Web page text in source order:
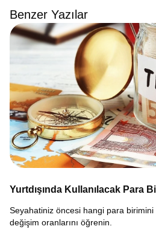
Benzer Yazılar
Yurtdışında Kullanılacak Para
Seyahatiniz öncesi hangi para birimini
değişim oranlarını öğrenin.